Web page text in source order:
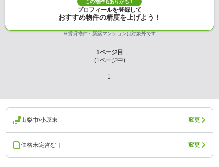
この物件もありかも！
プロフィールを登録して
おすすめ物件の精度を上げよう！
※賃貸物件・新築マンションは対象外です
1ページ目
(1ページ中)
1
山梨市/小原東 変更
価格未定含む｜ 変更